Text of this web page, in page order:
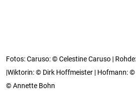
Fotos: Caruso: © Celestine Caruso |
|Wiktorin: © Dirk Hoffmeister | Hofmann:
© Annette Bohn